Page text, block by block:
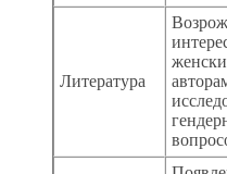
Литература